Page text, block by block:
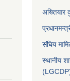
अख्तियार
संघिय
स्थानीय